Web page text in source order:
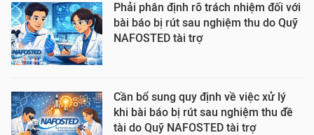
Phải phân định rõ trách nhiệm đối với
bài báo bị rút sau nghiệm thu do Quỹ
NAFOSTED tài trợ
Cần bổ sung quy định về việc xử lý
khi bài báo bị rút sau nghiệm thu đề
tài do Quỹ NAFOSTED tài trợ